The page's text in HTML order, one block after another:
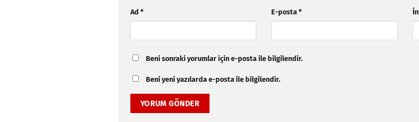
Ad * E-posta*
Beni sonraki yorumlar için e-posta ile bilgilendir.
Beni yeni yazılarda e-posta ile bilgilendir.